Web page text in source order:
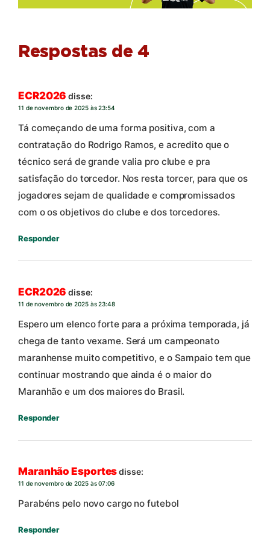
Respostas de 4
ECR2026 disse:
11 de novembro de 2025 às 23:54
Tá começando de uma forma positiva, com a
contratação do Rodrigo Ramos, e acredito que o
técnico será de grande valia pro clube e pra
satisfação do torcedor. Nos resta torcer, para que os
jogadores sejam de qualidade e compromissados
com o os objetivos do clube e dos torcedores.
Responder
ECR2026 disse:
11 de novembro de 2025 às 23:48
Espero um elenco forte para a próxima temporada, já
chega de tanto vexame. Será um campeonato
maranhense muito competitivo, e o Sampaio tem que
continuar mostrando que ainda é o maior do
Maranhão e um dos maiores do Brasil.
Responder
Maranhão Esportesdisse:
11 de novembro de 2025 às 07:06
Parabéns pelo novo cargo no futebol
Responder